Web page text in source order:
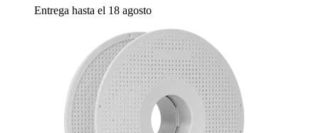
Entrega hasta el 18 agosto